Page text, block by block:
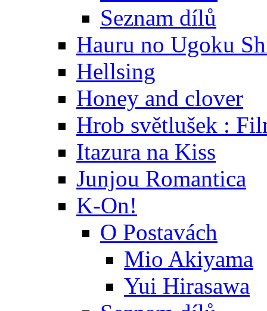
Seznam dílů
Hauru no Ugoku
Hellsing
Honey and clover
Hrob světlušek :
Itazura na Kiss
Junjou Romantica
K-On!
O Postavách
Mio Akiyama
Yui Hirasawa